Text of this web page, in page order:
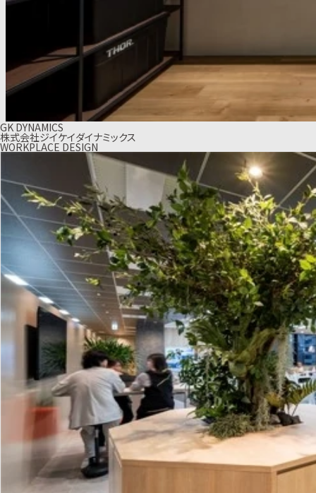
GK DYNAMICS
株式会社ジイケイダイナミックス
WORKPLACE DESIGN